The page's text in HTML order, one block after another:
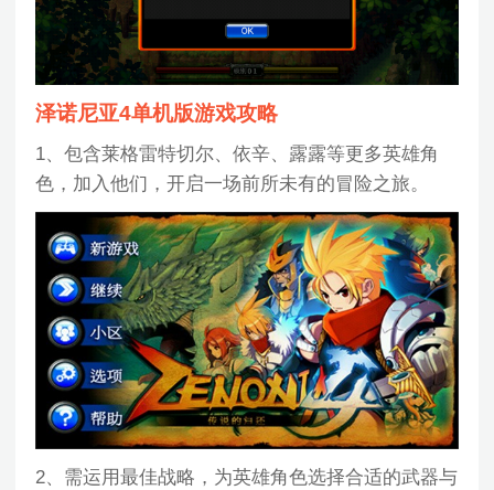
泽诺尼亚4单机版游戏攻略
1、包含莱格雷特切尔、依辛、露露等更多英雄角
色，加入他们，开启一场前所未有的冒险之旅。
2、需运用最佳战略，为英雄角色选择合适的武器与